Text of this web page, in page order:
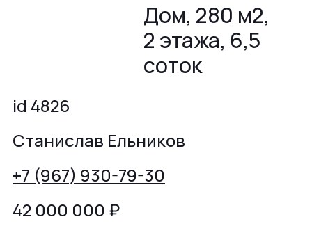
Дом, 280 м2,
2 этажа, 6,5
соток
id 4826
Станислав Ельников
+7 (967) 930-79-30
42 000 000 ₽